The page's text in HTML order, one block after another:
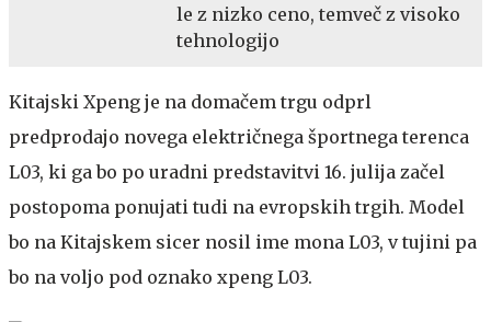
le z nizko ceno, temveč z visoko
tehnologijo
Kitajski Xpeng je na domačem trgu odprl
predprodajo novega električnega športnega terenca
L03, ki ga bo po uradni predstavitvi 16. julija začel
postopoma ponujati tudi na evropskih trgih. Model
bo na Kitajskem sicer nosil ime mona L03, v tujini pa
bo na voljo pod oznako xpeng L03.